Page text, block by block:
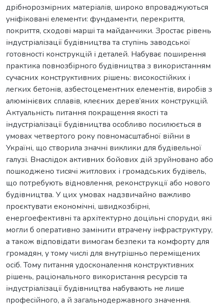
дрібнорозмірних матеріалів, широко впроваджуються
уніфіковані елементи: фундаменти, перекриття,
покриття, сходові марші та майданчики. Зростає рівень
індустріалізації будівництва та ступінь заводської
готовності конструкцій і деталей. Набуває поширення
практика повнозбірного будівництва з використанням
сучасних конструктивних рішень: високостійких і
легких бетонів, азбестоцементних елементів, виробів з
алюмінієвих сплавів, клеєних дерев‘яних конструкцій.
Актуальність питання покращення якості та
індустріалізації будівництва особливо посилюється в
умовах четвертого року повномасштабної війни в
Україні, що створила значні виклики для будівельної
галузі. Внаслідок активних бойових дій зруйновано або
пошкоджено тисячі житлових і громадських будівель,
що потребують відновлення, реконструкції або нового
будівництва. У цих умовах надзвичайно важливо
проєктувати економічні, швидкозбірні,
енергоефективні та архітектурно доцільні споруди, які
могли б оперативно замінити втрачену інфраструктуру,
а також відповідати вимогам безпеки та комфорту для
громадян, у тому числі для внутрішньо переміщених
осіб. Тому питання удосконалення конструктивних
рішень, раціонального використання ресурсів та
індустріалізації будівництва набувають не лише
професійного, а й загальнодержавного значення.